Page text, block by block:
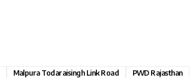
Malpura Todaraisingh Link Road
PWD Rajasthan